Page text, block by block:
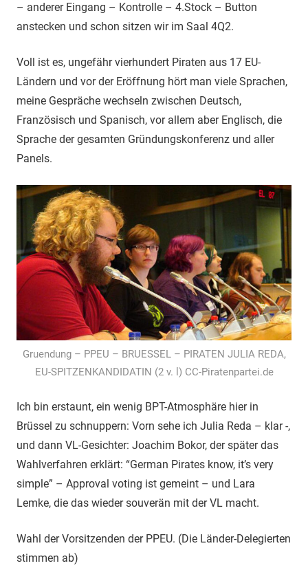
– anderer Eingang – Kontrolle – 4.Stock – Button
anstecken und schon sitzen wir im Saal 4Q2.
Voll ist es, ungefähr vierhundert Piraten aus 17 EU-
Ländern und vor der Eröffnung hört man viele Sprachen,
meine Gespräche wechseln zwischen Deutsch,
Französisch und Spanisch, vor allem aber Englisch, die
Sprache der gesamten Gründungskonferenz und aller
Panels.
Gruendung – PPEU – BRUESSEL – PIRATEN JULIA REDA,
EU-SPITZENKANDIDATIN (2 v. l) CC-Piratenpartei.de
Ich bin erstaunt, ein wenig BPT-Atmosphäre hier in
Brüssel zu schnuppern: Vorn sehe ich Julia Reda – klar -,
und dann VL-Gesichter: Joachim Bokor, der später das
Wahlverfahren erklärt: “German Pirates know, it’s very
simple” – Approval voting ist gemeint – und Lara
Lemke, die das wieder souverän mit der VL macht.
Wahl der Vorsitzenden der PPEU. (Die Länder-Delegierten
stimmen ab)